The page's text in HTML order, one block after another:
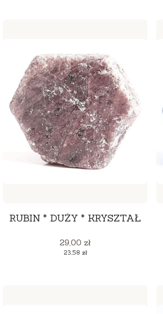
RUBIN * DUŻY * KRYSZTAŁ
Cena
29,00 zł
Cena
23,58 zł